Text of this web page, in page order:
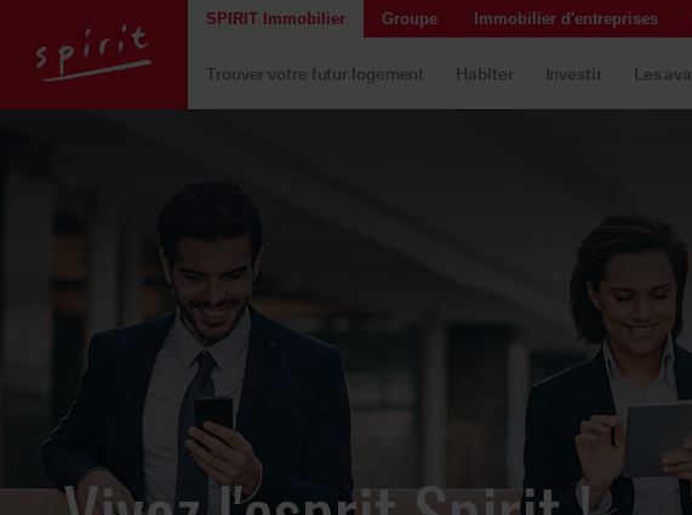
SPIRIT Immobilier Groupe Immobilier d'entreprises
Trouver votre futur logement Habiter Investir Les